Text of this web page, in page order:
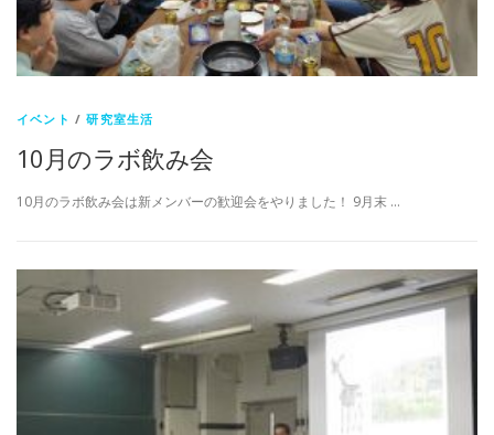
イベント /研究室生活
10月のラボ飲み会
10月のラボ飲み会は新メンバーの歓迎会をやりました！ 9月末 …